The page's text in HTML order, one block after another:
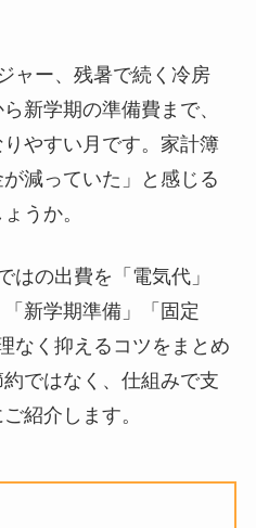
ャー、残暑で続く冷房
新学期の準備費まで、
やすい月です。家計簿
減っていた」と感じる
うか。
はの出費を「電気代」
「新学期準備」「固定
なく抑えるコツをまとめ
ではなく、仕組みで支
紹介します。